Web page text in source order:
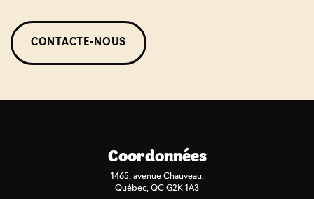
CONTACTE-NOUS
Coordonnées
1465, avenue Chauveau,
Québec, QC G2K 1A3